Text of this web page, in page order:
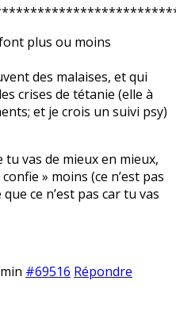
plus ou moins
des malaises, et qui
crises de tétanie (elle à
et je crois un suivi psy)
tu vas de mieux en mieux,
» moins (ce n’est pas
ce n’est pas car tu vas
#69516 Répondre